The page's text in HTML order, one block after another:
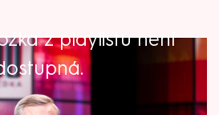
z playlistu není
můžete na televizních
dál tím více. Přestože je
jeho herecké začátky